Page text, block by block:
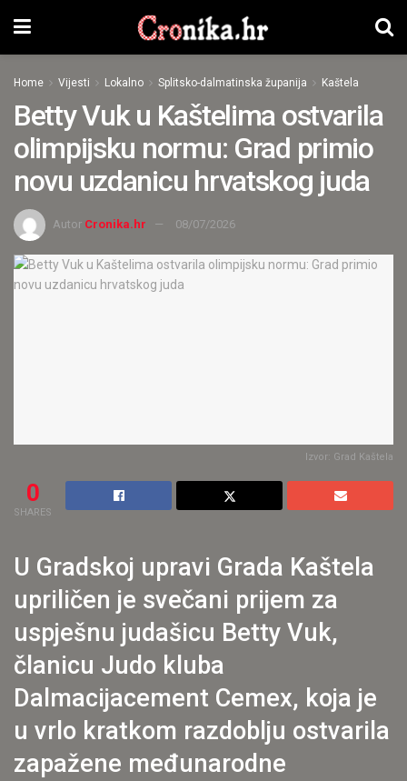
Home Vijesti Lokalno Splitsko-dalmatinska županija Kaštela
Betty Vuk u Kaštelima ostvarila
olimpijsku normu: Grad primio
novu uzdanicu hrvatskog juda
Autor Cronika.hr 08/07/2026
Izvor: Grad Kaštela
0
SHARES
U Gradskoj upravi Grada Kaštela
upriličen je svečani prijem za
uspješnu judašicu Betty Vuk,
članicu Judo kluba
Dalmacijacement Cemex, koja je
u vrlo kratkom razdoblju ostvarila
zapažene međunarodne